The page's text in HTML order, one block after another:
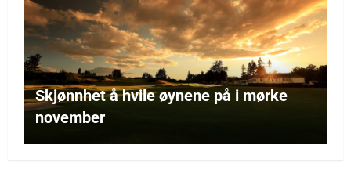
Skjønnhet å hvile øynene på i mørke
november